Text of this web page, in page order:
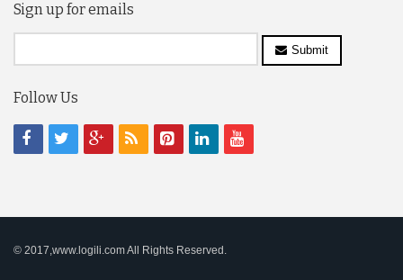
Sign up for emails
Submit
Follow Us
© 2017,www.logili.com All Rights Reserved.